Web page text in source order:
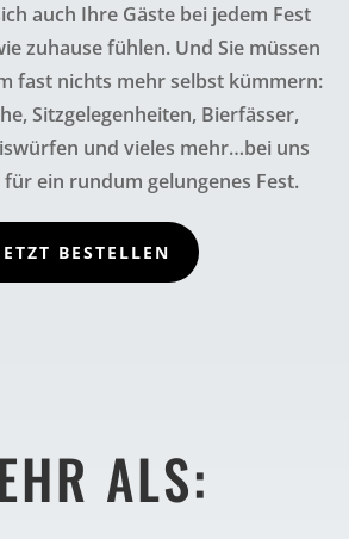
auch Ihre Gäste bei jedem Fest
zuhause fühlen. Und Sie müssen
fast nichts mehr selbst kümmern:
Sitzgelegenheiten, Bierfässer,
und vieles mehr…bei uns
für ein rundum gelungenes Fest.
BESTELLEN
ALS: